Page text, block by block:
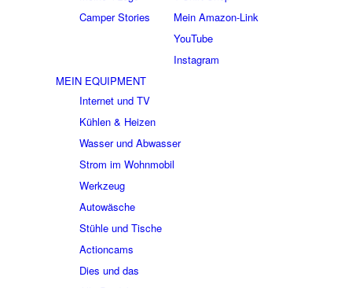
Camper Stories
Mein Amazon-Link
YouTube
Instagram
MEIN EQUIPMENT
Internet und TV
Kühlen & Heizen
Wasser und Abwasser
Strom im Wohnmobil
Werkzeug
Autowäsche
Stühle und Tische
Actioncams
Dies und das